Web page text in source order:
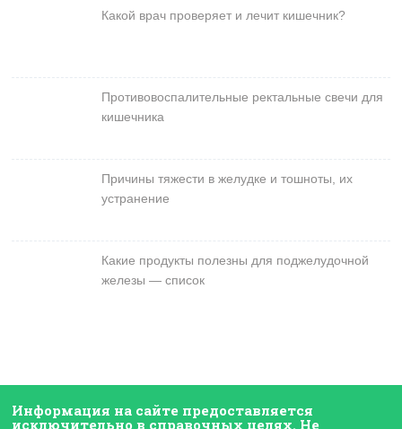
Какой врач проверяет и лечит кишечник?
Противовоспалительные ректальные свечи для
кишечника
Причины тяжести в желудке и тошноты, их
устранение
Какие продукты полезны для поджелудочной
железы — список
Информация на сайте предоставляется
исключительно в справочных целях. Не